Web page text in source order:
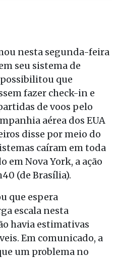
nesta segunda-feira
seu sistema de
que
fazer check-in e
de voos pelo
aérea dos EUA
disse por meio do
caíram em toda
em Nova York, a ação
(de Brasília).
que espera
escala nesta
havia estimativas
Em comunicado, a
um problema no